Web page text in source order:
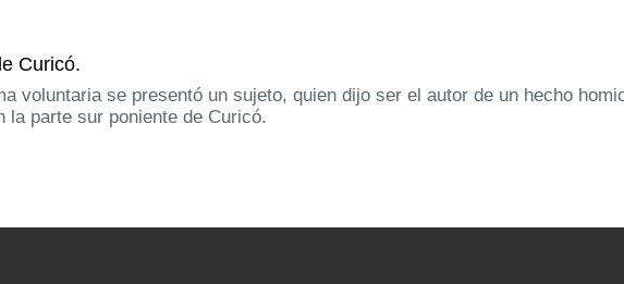
Curicó.
voluntaria se presentó un sujeto, quien dijo ser el autor de un hecho
la parte sur poniente de Curicó.